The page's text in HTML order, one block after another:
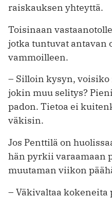
raiskauksen yhteyttä.
Toisinaan
jotka tuntuvat antavan
vammoilleen.
– Silloin kysyn,
jokin muu selitys?
padon. Tietoa ei
väkisin.
Jos Penttilä on
hän pyrkii varaamaan
muutaman viikon
– Väkivaltaa